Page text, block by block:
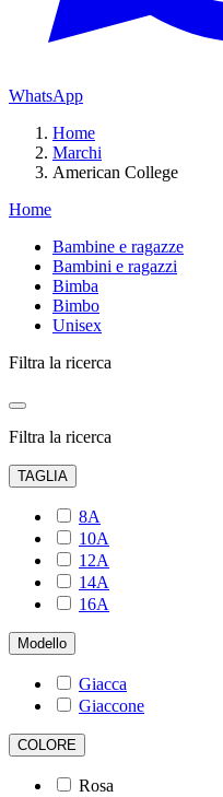
WhatsApp
Home
Marchi
American College
Home
Bambine e ragazze
Bambini e ragazzi
Bimba
Bimbo
Unisex
Filtra la ricerca
Filtra la ricerca
TAGLIA
8A
10A
12A
14A
16A
Modello
Giacca
Giaccone
COLORE
Rosa